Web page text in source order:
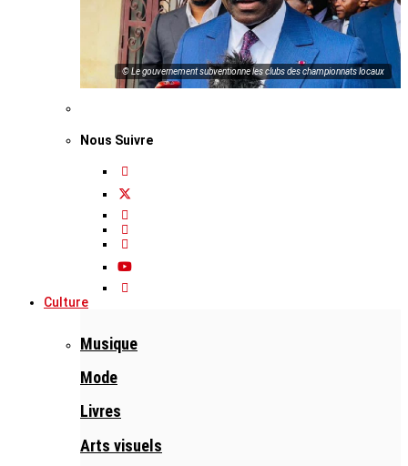
© Le gouvernement subventionne les clubs des championnats locaux
Nous Suivre
Culture
Musique
Mode
Livres
Arts visuels